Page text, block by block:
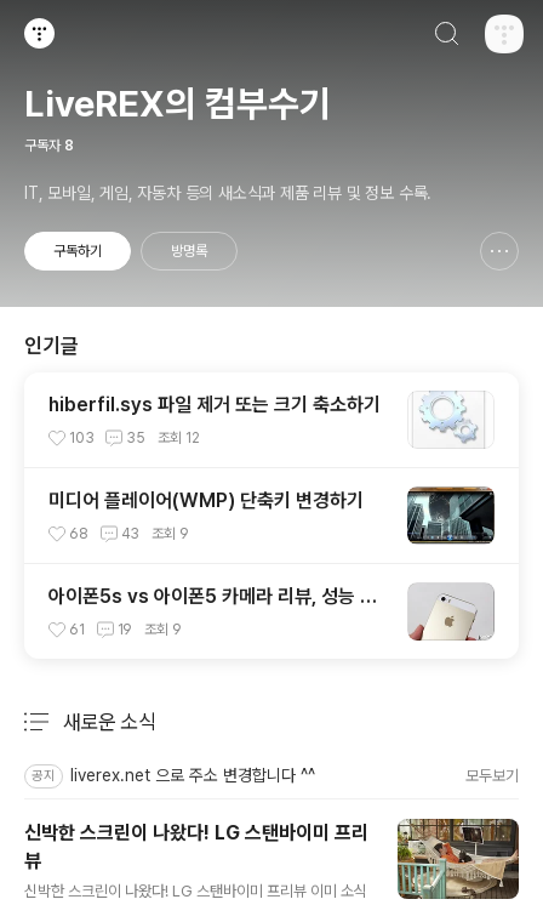
LiveREX의 컴부수기
구독자 8
IT, 모바일, 게임, 자동차 등의 새소식과 제품 리뷰 및 정보 수록.
구독하기 방명록
인기글
hiberfil.sys 파일 제거 또는 크기 축소하기
103 35 조회 12
미디어 플레이어(WMP) 단축키 변경하기
68 43 조회 9
아이폰5s vs 아이폰5 카메라 리뷰, 성능 및
화질 비교 테스트 후기
61 19 조회 9
새로운 소식
공지 liverex.net 으로 주소 변경합니다 ^^ 모두보기
신박한 스크린이 나왔다! LG 스탠바이미 프리
뷰
신박한 스크린이 나왔다! LG 스탠바이미 프리뷰 이미 소식